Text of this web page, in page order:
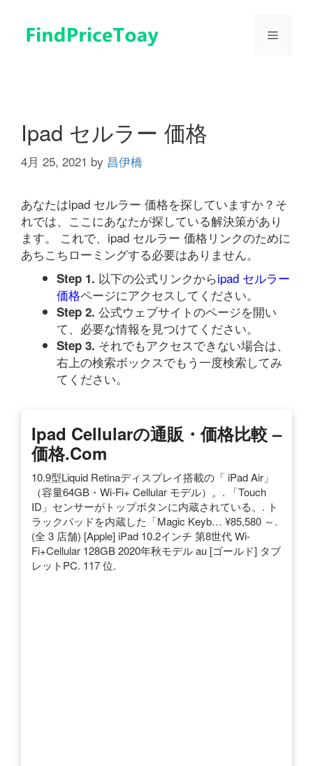
メ
Ipad セルラー 価格
4月 25, 2021 by 昌伊橋
あなたはipad セルラー 価格を探していますか？そ
れでは、ここにあなたが探している解決策があり
ます。 これで、ipad セルラー 価格リンクのために
あちこちローミングする必要はありません。
Step 1. 以下の公式リンクからipad セルラー
価格ページにアクセスしてください。
Step 2. 公式ウェブサイトのページを開い
て、必要な情報を見つけてください。
Step 3. それでもアクセスできない場合は、
右上の検索ボックスでもう一度検索してみ
てください。
Ipad Cellularの通販・価格比較 –
価格.com
10.9型Liquid Retinaディスプレイ搭載の「 iPad Air」
（容量64GB・Wi-Fi+ Cellular モデル）。. 「Touch
ID」センサーがトップボタンに内蔵されている。. ト
ラックパッドを内蔵した「Magic Keyb… ¥85,580 ～.
(全 3 店舗) [Apple] iPad 10.2インチ 第8世代 Wi-
Fi+Cellular 128GB 2020年秋モデル au [ゴールド] タブ
レットPC. 117 位.